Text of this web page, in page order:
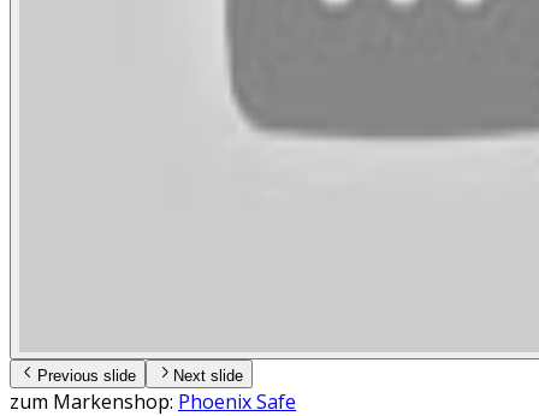
Previous slide Next slide
zum Markenshop: Phoenix Safe